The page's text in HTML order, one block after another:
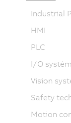
Industrial
HMI
PLC
I/O
Vision
Safety
Motion